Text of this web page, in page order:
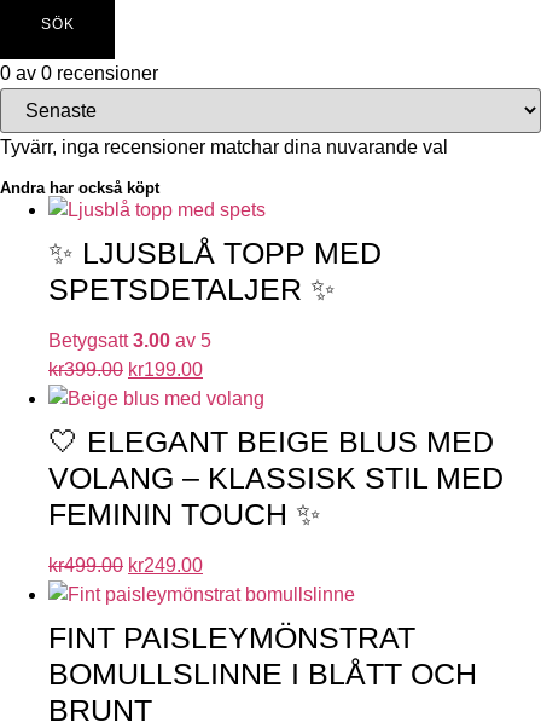
SÖK
0 av 0 recensioner
Tyvärr, inga recensioner matchar dina nuvarande val
Andra har också köpt
✨ LJUSBLÅ TOPP MED
SPETSDETALJER ✨
Betygsatt3.00 av 5
kr399.00 kr199.00
🤍 ELEGANT BEIGE BLUS MED
VOLANG – KLASSISK STIL MED
FEMININ TOUCH ✨
kr499.00 kr249.00
FINT PAISLEYMÖNSTRAT
BOMULLSLINNE I BLÅTT OCH
BRUNT